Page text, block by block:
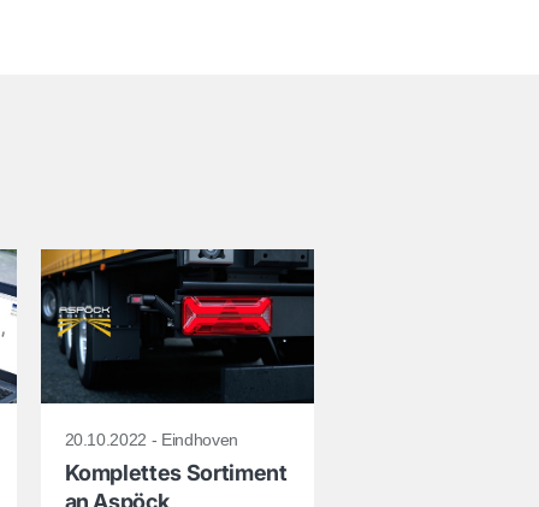
Katalog
an,
oder
wenden
Sie
20.10.2022 - Eindhoven
Komplettes Sortiment
an Aspöck